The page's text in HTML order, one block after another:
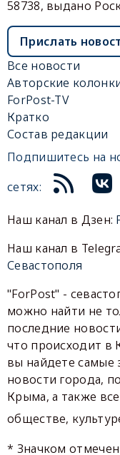
58738, выдано
Прислать
Все новости
Авторские
ForPost-TV
Кратко
Состав редакции
Подпишитесь на
сетях:
Наш канал в Дзен:
Наш канал в
Севастополя
"ForPost" -
можно найти не
последние
что происходит в
вы найдете самые
новости города,
Крыма, а также
обществе,
* Значком